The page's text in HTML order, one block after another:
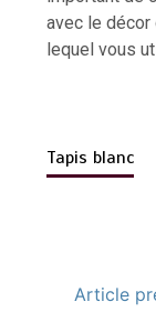
avec le décor
lequel vous
Tapis blanc
Article